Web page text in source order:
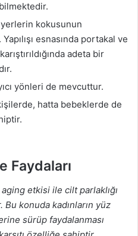
yerlerin kokusunun
esnasında portakal ve
adeta bir
yönleri de mevcuttur.
hatta bebeklerde de
Faydaları
etkisi ile cilt parlaklığı
konuda kadınların yüz
sürüp faydalanması